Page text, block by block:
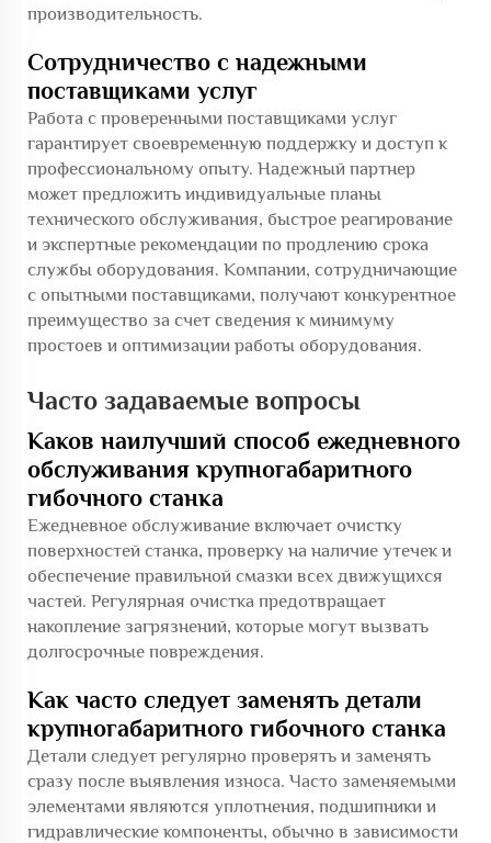
производительность.
Сотрудничество с надежными
поставщиками услуг
Работа с проверенными поставщиками услуг
гарантирует своевременную поддержку и доступ к
профессиональному опыту. Надежный партнер
может предложить индивидуальные планы
технического обслуживания, быстрое реагирование
и экспертные рекомендации по продлению срока
службы оборудования. Компании, сотрудничающие
с опытными поставщиками, получают конкурентное
преимущество за счет сведения к минимуму
простоев и оптимизации работы оборудования.
Часто задаваемые вопросы
Каков наилучший способ ежедневного
обслуживания крупногабаритного
гибочного станка
Ежедневное обслуживание включает очистку
поверхностей станка, проверку на наличие утечек и
обеспечение правильной смазки всех движущихся
частей. Регулярная очистка предотвращает
накопление загрязнений, которые могут вызвать
долгосрочные повреждения.
Как часто следует заменять детали
крупногабаритного гибочного станка
Детали следует регулярно проверять и заменять
сразу после выявления износа. Часто заменяемыми
элементами являются уплотнения, подшипники и
гидравлические компоненты, обычно в зависимости